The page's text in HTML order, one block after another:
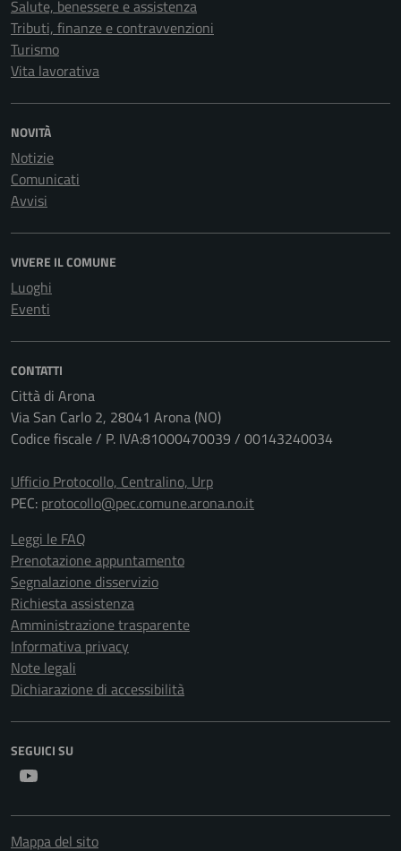
Salute, benessere e assistenza
Tributi, finanze e contravvenzioni
Turismo
Vita lavorativa
NOVITÀ
Notizie
Comunicati
Avvisi
VIVERE IL COMUNE
Luoghi
Eventi
CONTATTI
Città di Arona
Via San Carlo 2, 28041 Arona (NO)
Codice fiscale / P. IVA:81000470039 / 00143240034
Ufficio Protocollo, Centralino, Urp
PEC: protocollo@pec.comune.arona.no.it
Leggi le FAQ
Prenotazione appuntamento
Segnalazione disservizio
Richiesta assistenza
Amministrazione trasparente
Informativa privacy
Note legali
Dichiarazione di accessibilità
SEGUICI SU
Mappa del sito